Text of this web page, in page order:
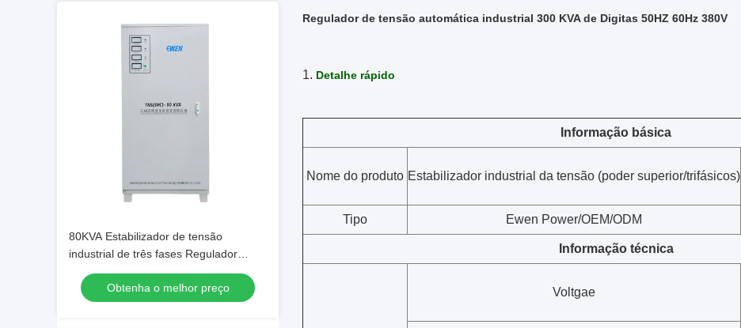
80KVA Estabilizador de tensão
industrial de três fases Regulador
automático de tensão 380VAC 400VAC
com servomotor
Obtenha o melhor preço
Regulador de tensão automática industrial 300 KVA de Digitas 50HZ 60Hz 380V
1. Detalhe rápido
Informação básica
Nome do produto Estabilizador industrial da tensão (poder superior/trifásicos)
Tipo Ewen Power/OEM/ODM
Informação técnica
Voltgae